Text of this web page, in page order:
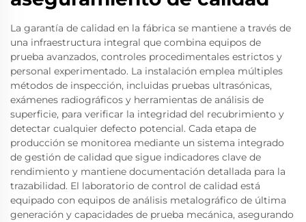
La garantía de calidad en la fábrica se mantiene a través de
una infraestructura integral que combina equipos de
prueba avanzados, controles procedimentales estrictos y
personal experimentado. La instalación emplea múltiples
métodos de inspección, incluidas pruebas ultrasónicas,
exámenes radiográficos y herramientas de análisis de
superficie, para verificar la integridad del recubrimiento y
detectar cualquier defecto potencial. Cada etapa de
producción se monitorea mediante un sistema integrado
de gestión de calidad que sigue indicadores clave de
rendimiento y mantiene documentación detallada para la
trazabilidad. El laboratorio de control de calidad está
equipado con equipos de análisis metalográfico de última
generación y capacidades de prueba mecánica, asegurando